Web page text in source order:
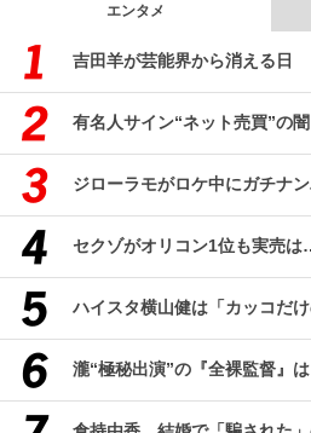
エンタメ
吉田羊が芸能界から消える日
有名人サイン“ネット売買”の闇
ジローラモがロケ中にガチナ
セクゾがオリコン1位も実売
ハイスタ横山健は「カッコだけ
瀧“極秘出演”の『全裸監督』